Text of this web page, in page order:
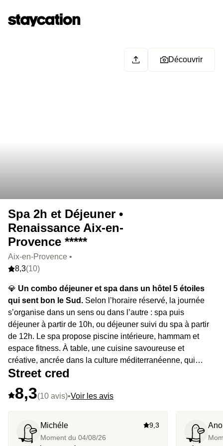
Découvrir
Spa 2h et Déjeuner •
Renaissance Aix-en-
Provence *****
Aix-en-Provence •
8,3(10)
💎 Un combo déjeuner et spa dans un hôtel 5 étoiles
qui sent bon le Sud. Selon l’horaire réservé, la journée
s’organise dans un sens ou dans l’autre : spa puis
déjeuner à partir de 10h, ou déjeuner suivi du spa à partir
de 12h. Le spa propose piscine intérieure, hammam et
espace fitness. À table, une cuisine savoureuse et
créative, ancrée dans la culture méditerranéenne, qui
mélange recettes traditionnelles et touches actuelles.
Street cred
8,3(10 avis)•Voir les avis
Michéle
Moment du 04/08/26
9,3